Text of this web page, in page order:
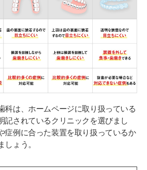
科は、ホームページに取り扱っている
記されているクリニックを選びまし
症例に合った装置を取り扱っているか
しょう。